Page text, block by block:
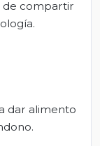
de compartir
dar alimento